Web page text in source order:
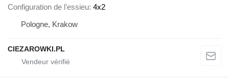
Configuration de l'essieu 4x2
Pologne, Krakow
CIEZAROWKI.PL